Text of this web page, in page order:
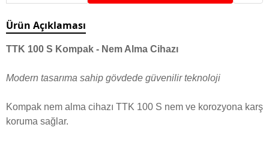
Ürün Açıklaması
TTK 100 S Kompak - Nem Alma Cihazı
Modern tasarıma sahip gövdede güvenilir teknoloji
Kompak nem alma cihazı TTK 100 S nem ve korozyona karşı
koruma sağlar.